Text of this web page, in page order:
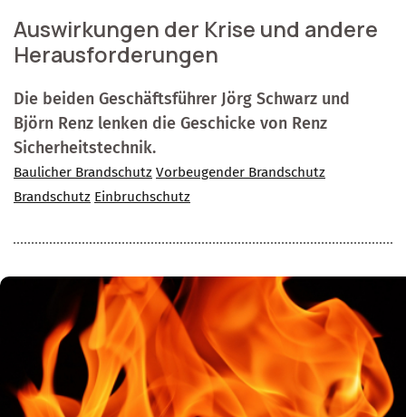
Auswirkungen der Krise und andere
Herausforderungen
Die beiden Geschäftsführer Jörg Schwarz und
Björn Renz lenken die Geschicke von Renz
Sicherheitstechnik.
Baulicher Brandschutz Vorbeugender Brandschutz
Brandschutz Einbruchschutz